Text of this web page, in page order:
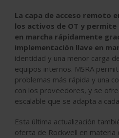
La capa de acceso remoto
los activos de OT y
en marcha rápidamente
implementación llave en
identidad y una menor carga
equipos internos. MSRA
problemas más rápida y una
con los proveedores, y se
escalable que se adapta a
Esta última actualización
oferta de Rockwell en materia